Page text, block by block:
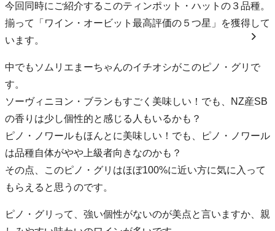
今回同時にご紹介するこのティンポット・ハットの３品種。
揃って「ワイン・オービット最高評価の５つ星」を獲得して
います。
中でもソムリエまーちゃんのイチオシがこのピノ・グリで
す。
ソーヴィニヨン・ブランもすごく美味しい！でも、NZ産SB
の香りは少し個性的と感じる人もいるかも？
ピノ・ノワールもほんとに美味しい！でも、ピノ・ノワール
は品種自体がやや上級者向きなのかも？
その点、このピノ・グリはほぼ100%に近い方に気に入って
もらえると思うのです。
ピノ・グリって、強い個性がないのが美点と言いますか、親